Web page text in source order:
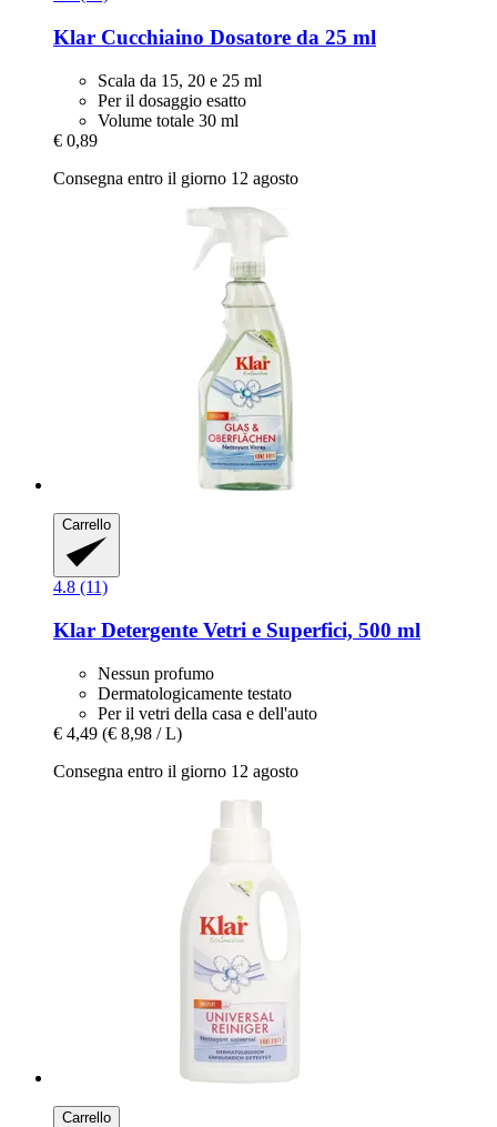
Klar Cucchiaino Dosatore da 25 ml
Scala da 15, 20 e 25 ml
Per il dosaggio esatto
Volume totale 30 ml
€ 0,89
Consegna entro il giorno 12 agosto
Carrello
4.8 (11)
Klar Detergente Vetri e Superfici, 500 ml
Nessun profumo
Dermatologicamente testato
Per il vetri della casa e dell'auto
€ 4,49 (€ 8,98 / L)
Consegna entro il giorno 12 agosto
Carrello